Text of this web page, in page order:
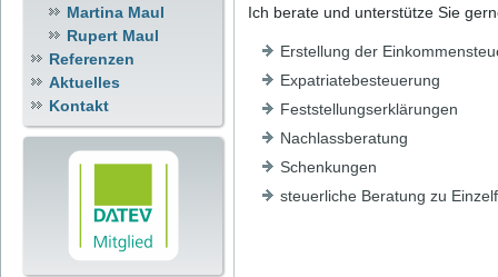
Martina Maul
Rupert Maul
Referenzen
Aktuelles
Kontakt
Ich berate und unterstütze Sie
Erstellung der
Expatriatebesteuerung
Feststellungserklärungen
Nachlassberatung
Schenkungen
steuerliche Beratung zu